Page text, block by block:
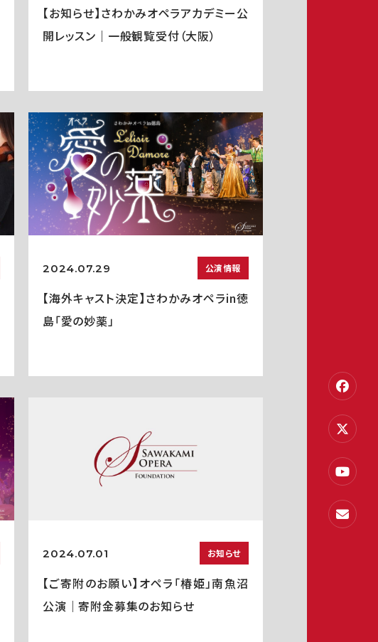
【お知らせ】さわかみオペラアカデミー公
開レッスン｜一般観覧受付（大阪）
2024.07.29 公演情報
【海外キャスト決定】さわかみオペラin徳
島「愛の妙薬」
2024.07.01 お知らせ
【ご寄附のお願い】オペラ「椿姫」南魚沼
公演｜寄附金募集のお知らせ